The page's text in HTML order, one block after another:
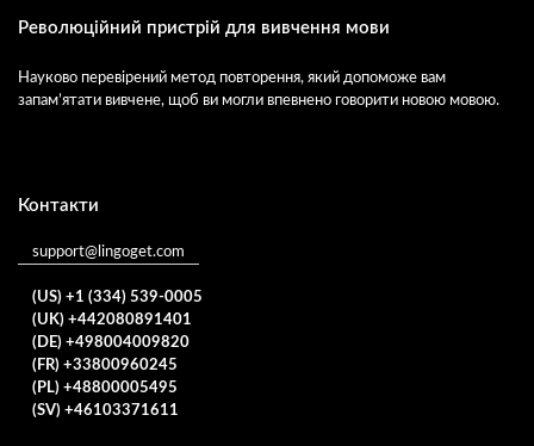
Революційний пристрій для вивчення мови
Науково перевірений метод повторення, який допоможе вам
запам’ятати вивчене, щоб ви могли впевнено говорити новою мовою.
Контакти
support@lingoget.com
(US) +1 (334) 539-0005
(UK) +442080891401
(DE) +498004009820
(FR) +33800960245
(PL) +48800005495
(SV) +46103371611